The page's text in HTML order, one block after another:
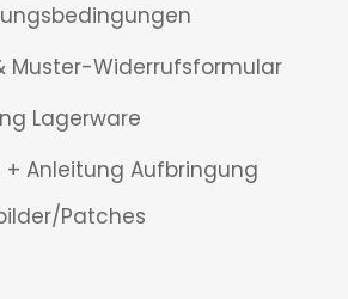
Muster-Widerrufsformular
Lagerware
Anleitung Aufbringung
Patches